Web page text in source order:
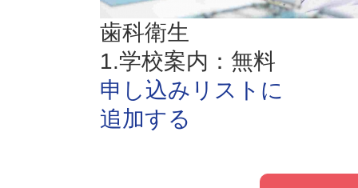
歯科衛生
1.学校案内：無料
申し込みリストに
追加する